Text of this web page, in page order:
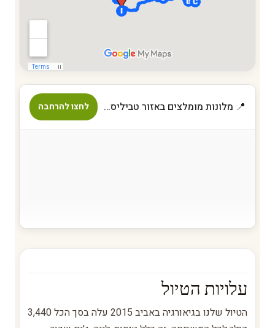
📍 מלונות מומלצים באזור טביליסי וגיאורגיה לחצו להרחבה
עלויות הטיול
הטיול שלנו בגיאורגיה באביב 2015 עלה בסך הכל 3,440